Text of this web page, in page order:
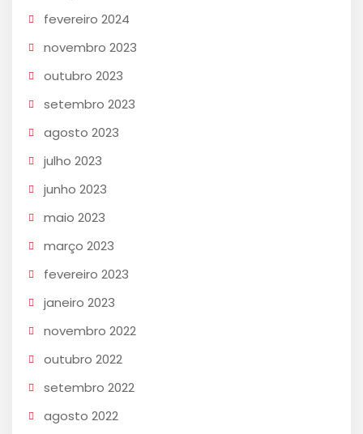
fevereiro 2024
novembro 2023
outubro 2023
setembro 2023
agosto 2023
julho 2023
junho 2023
maio 2023
março 2023
fevereiro 2023
janeiro 2023
novembro 2022
outubro 2022
setembro 2022
agosto 2022